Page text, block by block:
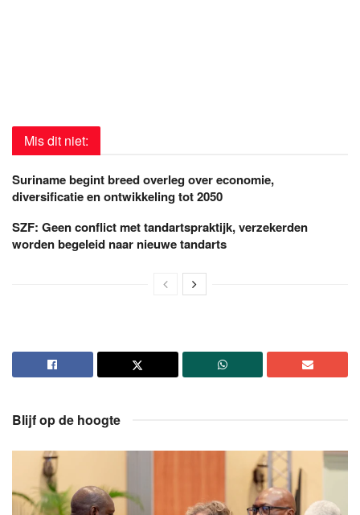
Mis dit niet:
Suriname begint breed overleg over economie,
diversificatie en ontwikkeling tot 2050
SZF: Geen conflict met tandartspraktijk, verzekerden
worden begeleid naar nieuwe tandarts
Blijf op de hoogte